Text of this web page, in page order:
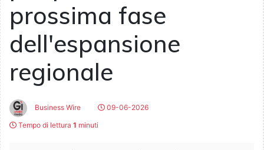
prossima fase
dell'espansione
regionale
Business Wire
09-06-2026
Tempo di lettura 1 minuti